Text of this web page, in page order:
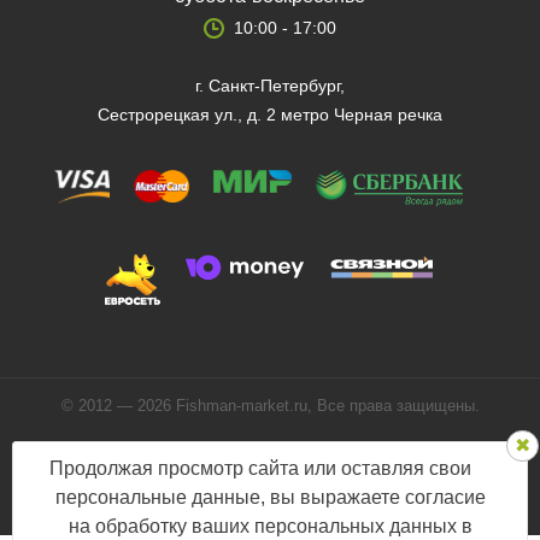
10:00 - 17:00
г. Санкт-Петербург,
Сестрорецкая ул., д. 2 метро Черная речка
© 2012 — 2026 Fishman-market.ru, Все права защищены.
Мы в соцсетях:
Продолжая просмотр сайта или оставляя свои
персональные данные, вы выражаете согласие
на обработку ваших персональных данных в